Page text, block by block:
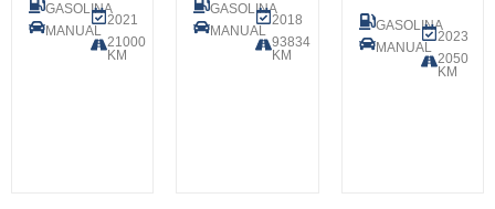
GASOLINA
MANUAL
2021
21000
KM
GASOLINA
MANUAL
2018
93834
KM
GASOLINA
MANUAL
2023
2050
KM